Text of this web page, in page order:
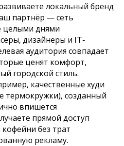
локальный бренд
партнёр — сеть
целыми днями
дизайнеры и IT-
аудитория совпадает
ценят комфорт,
городской стиль.
качественные худи
термокружки), созданный
впишется
прямой доступ
без трат
рекламу.
получается